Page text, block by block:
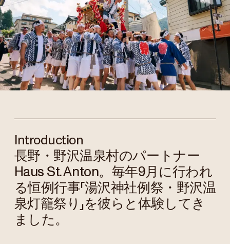
Introduction
長野・野沢温泉村のパートナー
Haus St. Anton。毎年9月に行われ
る恒例行事「湯沢神社例祭・野沢温
泉灯籠祭り」を彼らと体験してき
ました。